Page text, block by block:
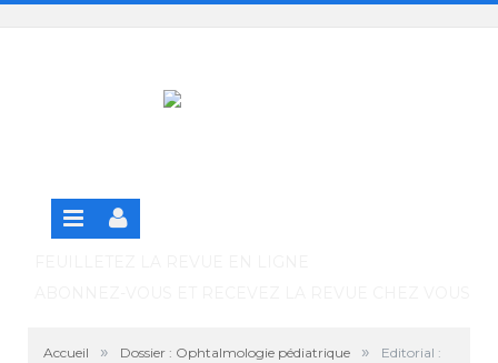
Panneau de gestion des cookies
SE CONNECTER
S'INSCRIRE GRATUITEMENT À LA VERSION EN
Accueil » Dossier : Ophtalmologie pédiatrique »
Editorial :